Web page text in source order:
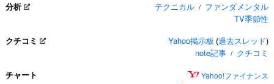
分析
テクニカル / ファンダメンタル
TV季節性
クチコミ
Yahoo掲示板 (過去スレッド)
note記事 / クチコミ
チャート
Yahoo!ファイナンス